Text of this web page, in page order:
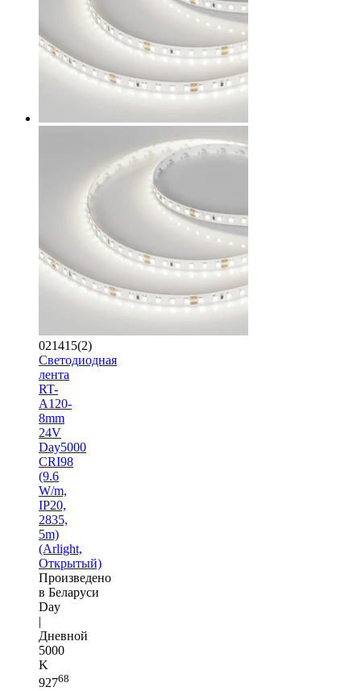
021415(2)
Светодиодная
лента
RT-
A120-
8mm
24V
Day5000
CRI98
(9.6
W/m,
IP20,
2835,
5m)
(Arlight,
Открытый)
Произведено
в Беларуси
Day
|
Дневной
5000
K
92768